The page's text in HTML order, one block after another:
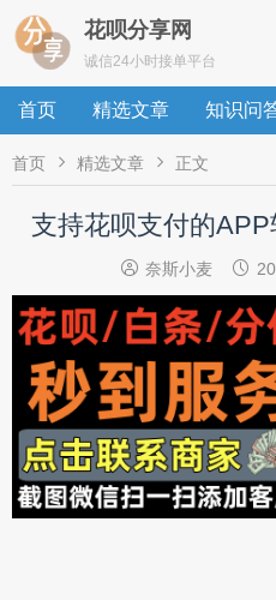
花呗分享网
诚信24小时接单平台
首页 精选文章 知识问
首页  精选文章  正文
支持花呗支付的
 奈斯小麦 